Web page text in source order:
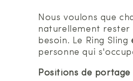
Nous voulons que
naturellement rester
besoin. Le Ring Sling
personne qui
Positions de